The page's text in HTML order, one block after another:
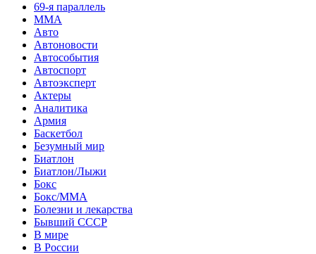
69-я параллель
MMA
Авто
Автоновости
Автособытия
Автоспорт
Автоэксперт
Актеры
Аналитика
Армия
Баскетбол
Безумный мир
Биатлон
Биатлон/Лыжи
Бокс
Бокс/MMA
Болезни и лекарства
Бывший СССР
В мире
В России